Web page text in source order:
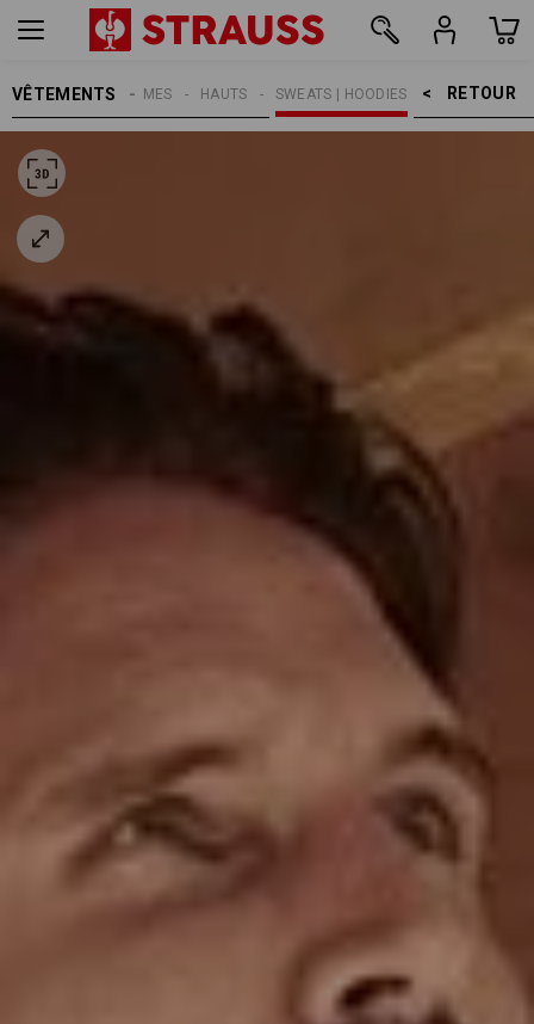
VÊTEMENTS RETOUR    >
SWEATS | HOODIES
HAUTS
HOMMES